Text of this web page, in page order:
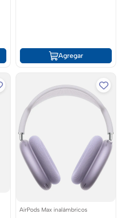
Agregar
AirPods Max inalámbricos